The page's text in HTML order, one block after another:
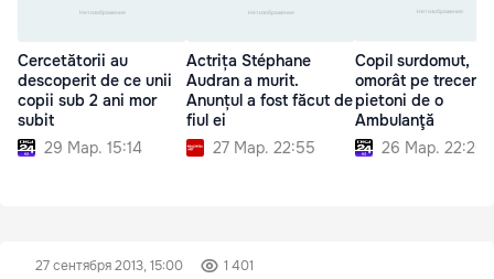
Cercetătorii au
descoperit de ce unii
copii sub 2 ani mor
subit
29 Мар. 15:14
Actrița Stéphane
Audran a murit.
Anunțul a fost făcut de
fiul ei
27 Мар. 22:55
Copil surdomut,
omorât pe
pietoni de o
Ambulanţă
26 Мар. 22:20
27 сентября 2013, 15:00 1 401